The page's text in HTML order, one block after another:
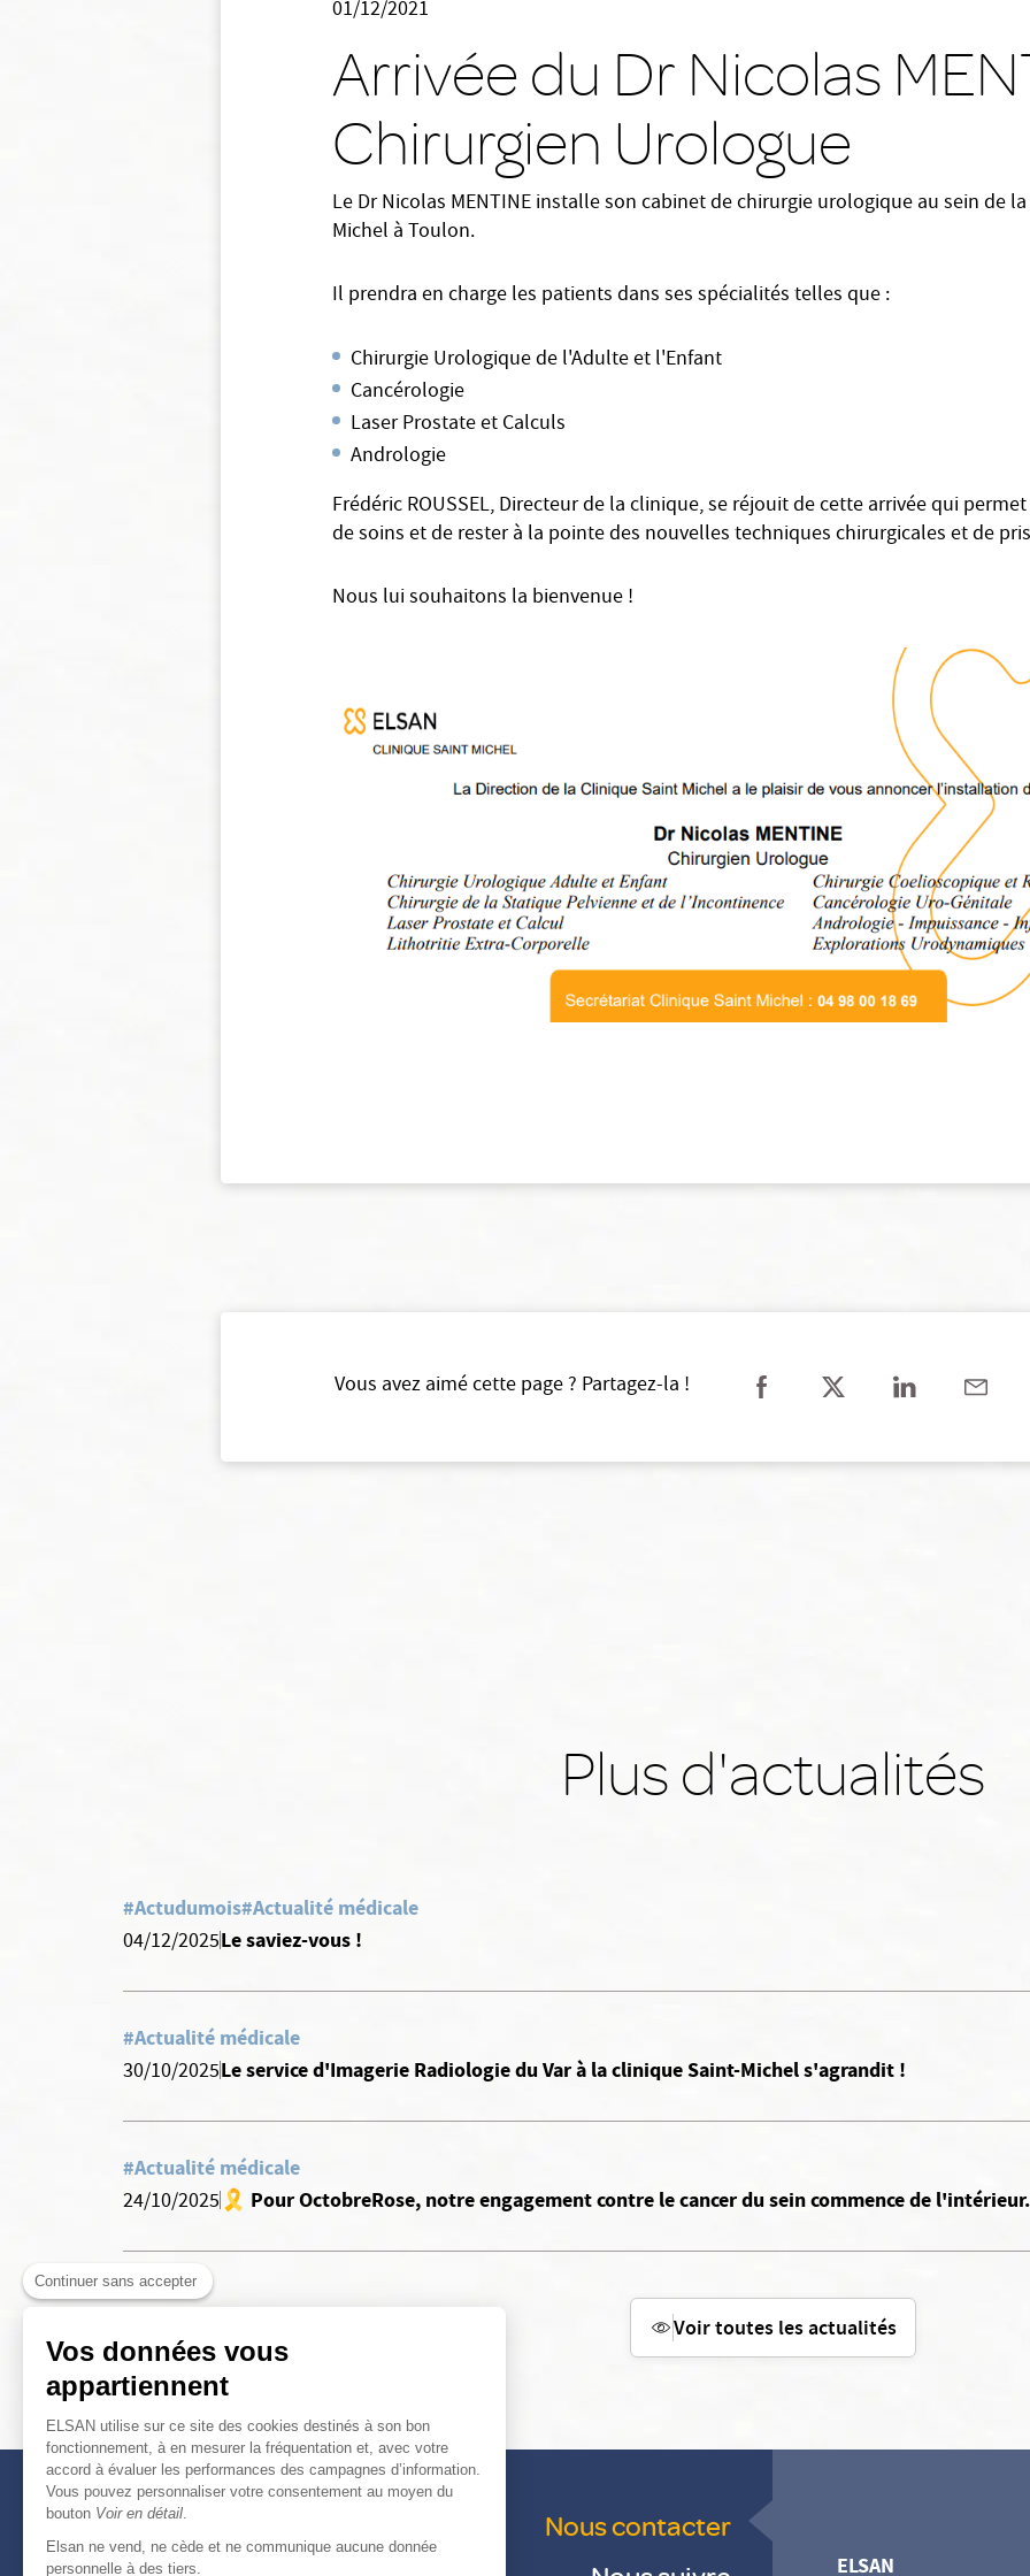
Continuer sans accepter
Vos données vous
appartiennent
ELSAN utilise sur ce site des cookies destinés à son bon
fonctionnement, à en mesurer la fréquentation et, avec votre
accord à évaluer les performances des campagnes d’information.
Vous pouvez personnaliser votre consentement au moyen du
bouton Voir en détail
Elsan ne vend, ne cède et ne communique aucune donnée
personnelle à des tiers.
01/12/2021
Arrivée du Dr Nicolas
Chirurgien Urologue
Le Dr Nicolas MENTINE installe son cabinet de chirurgie urologique au sein de
Michel à Toulon.
Il prendra en charge les patients dans ses spécialités telles que :
Chirurgie Urologique de l'Adulte et l'Enfant
Cancérologie
Laser Prostate et Calculs
Andrologie
Frédéric ROUSSEL, Directeur de la clinique, se réjouit de cette arrivée qui
de soins et de rester à la pointe des nouvelles techniques chirurgicales et de
Nous lui souhaitons la bienvenue !
Vous avez aimé cette page ? Partagez-la !
Plus d'actualités
#Actudumois#Actualité médicale
04/12/2025Le saviez-vous !
#Actualité médicale
30/10/2025Le service d'Imagerie Radiologie du Var à la clinique Saint-Michel s'agrandit !
#Actualité médicale
24/10/2025 🎗️ Pour OctobreRose, notre engagement contre le cancer du sein commence de l'intérieur.
Voir toutes les actualités
Nous contacter
ELSAN